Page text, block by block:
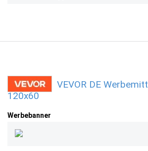
VEVOR DE
120x60
Werbebanner